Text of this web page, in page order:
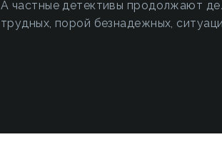
А частные детективы продолжают
трудных, порой безнадежных,